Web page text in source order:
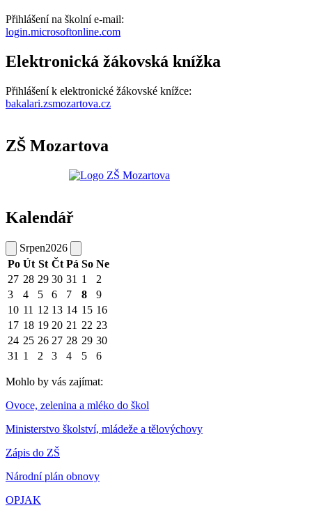
Přihlášení na školní e-mail:
login.microsoftonline.com
Elektronická žákovská knížka
Přihlášení k elektronické žákovské knížce:
bakalari.zsmozartova.cz
ZŠ Mozartova
Kalendář
Srpen2026
Po Út St Čt Pá So Ne
27 28 29 30 31 1
2
3
4 5 6 7 8
9
10 11 12 13 14 15 16
17 18 19 20 21 22 23
24 25 26 27 28 29 30
31 1 2 3 4 5 6
Mohlo by vás zajímat:
Ovoce, zelenina a mléko do škol
Ministerstvo školství, mládeže a tělovýchovy
Zápis do ZŠ
Národní plán obnovy
OPJAK